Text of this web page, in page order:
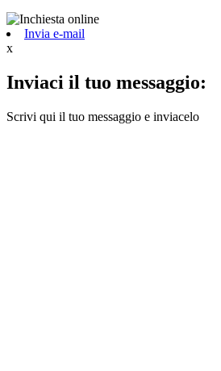
Invia e-mail
x
Inviaci il tuo messaggio:
Scrivi qui il tuo messaggio e inviacelo